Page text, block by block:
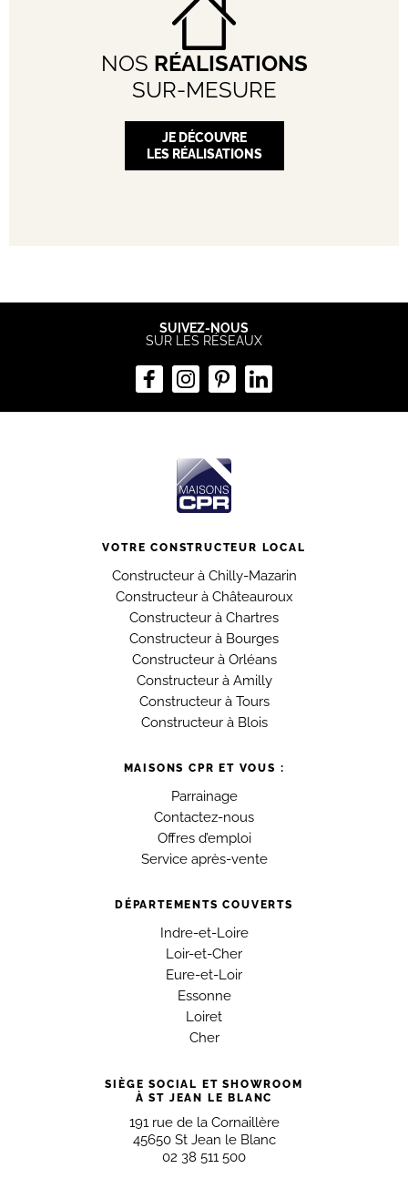
NOS RÉALISATIONS
SUR-MESURE
JE DÉCOUVRE
LES RÉALISATIONS
SUIVEZ-NOUS
SUR LES RÉSEAUX
VOTRE CONSTRUCTEUR LOCAL
Constructeur à Chilly-Mazarin
Constructeur à Châteauroux
Constructeur à Chartres
Constructeur à Bourges
Constructeur à Orléans
Constructeur à Amilly
Constructeur à Tours
Constructeur à Blois
MAISONS CPR ET VOUS :
Parrainage
Contactez-nous
Offres d’emploi
Service après-vente
DÉPARTEMENTS COUVERTS
Indre-et-Loire
Loir-et-Cher
Eure-et-Loir
Essonne
Loiret
Cher
SIÈGE SOCIAL ET SHOWROOM
À ST JEAN LE BLANC
191 rue de la Cornaillère
45650 St Jean le Blanc
02 38 511 500